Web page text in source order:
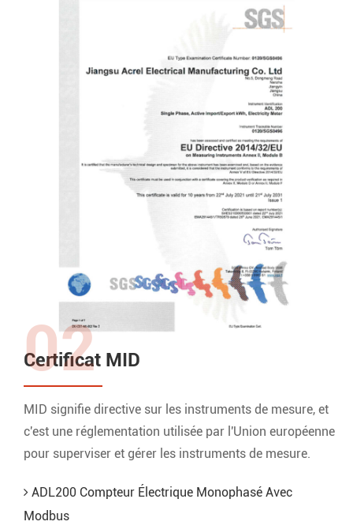
Certificat MID
02
MID signifie directive sur les instruments de mesure, et
c'est une réglementation utilisée par l'Union européenne
pour superviser et gérer les instruments de mesure.
ADL200 Compteur Électrique Monophasé Avec
Modbus